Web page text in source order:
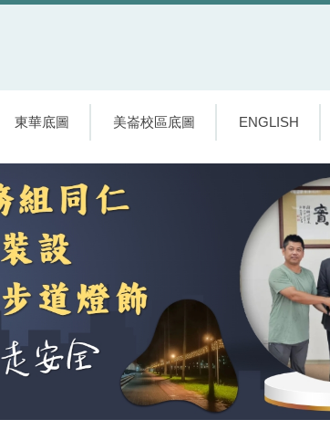
東華底圖 美崙校區底圖 ENGLISH